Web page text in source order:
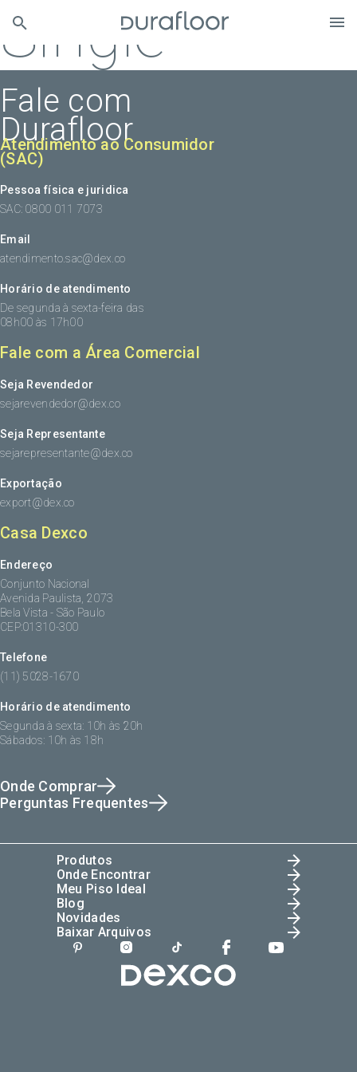
Single
Fale com
Durafloor
Atendimento ao Consumidor
(SAC)
Pessoa física e juridica
SAC: 0800 011 7073
Email
atendimento.sac@dex.co
Horário de atendimento
De segunda à sexta-feira das
08h00 às 17h00
Fale com a Área Comercial
Seja Revendedor
sejarevendedor@dex.co
Seja Representante
sejarepresentante@dex.co
Exportação
export@dex.co
Casa Dexco
Endereço
Conjunto Nacional
Avenida Paulista, 2073
Bela Vista - São Paulo
CEP:01310-300
Telefone
(11) 5028-1670
Horário de atendimento
Segunda à sexta: 10h às 20h
Sábados: 10h às 18h
Onde Comprar
Perguntas Frequentes
Produtos
Onde Encontrar
Meu Piso Ideal
Blog
Novidades
Baixar Arquivos